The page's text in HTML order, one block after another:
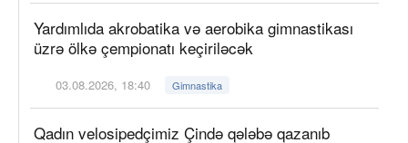
Yardımlıda akrobatika və aerobika gimnastikası
üzrə ölkə çempionatı keçiriləcək
03.08.2026, 18:40 Gimnastika
Qadın velosipedçimiz Çində qələbə qazanıb